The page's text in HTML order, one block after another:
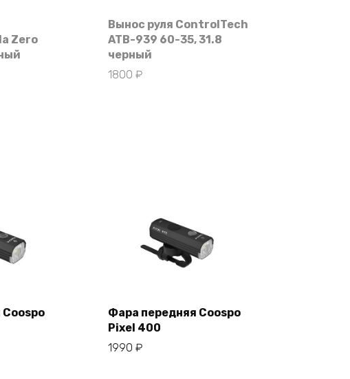
Zero
Вынос руля ControlTech
ATB-939 60-35, 31.8
черный
1800 ₽
Фара передняя Coospo
Pixel 400
1990 ₽